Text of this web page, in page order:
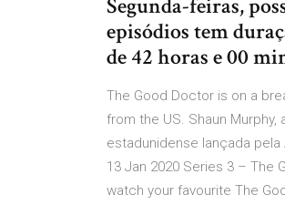
Segunda-feiras,
episódios tem
de 42 horas e 00
The Good Doctor is on a
from the US. Shaun
estadunidense lançada pela
13 Jan 2020 Series 3 – The
watch your favourite The